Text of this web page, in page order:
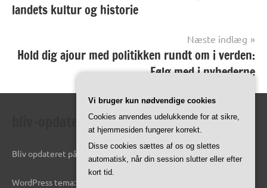
landets kultur og historie
Næste indlæg
Hold dig ajour med politikken rundt om i verden:
Følg med i nyhederne
bliv-opdateret.dk
Bliv opdateret på de seneste oplysninger online.
WordPress tema: Dynamico by ThemeZee.
Vi bruger kun nødvendige cookies
Cookies anvendes udelukkende for at sikre,
at hjemmesiden fungerer korrekt.
Disse cookies sættes af os og slettes
automatisk, når din session slutter eller efter
kort tid.